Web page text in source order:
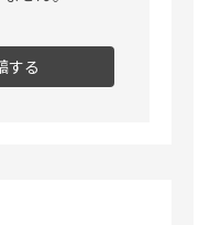
する